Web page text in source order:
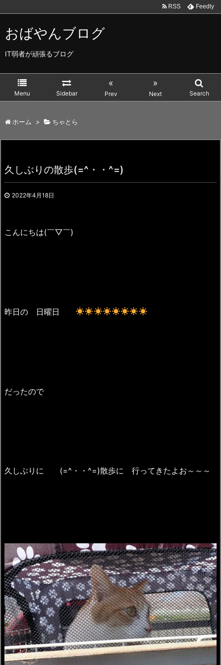
おばやんブログ
IT弱者が頑張るブログ
Menu Sidebar
«
Prev
»
Next Search
RSS Feedly
ホーム > ちゃとら
久しぶりの散歩(=^・・^=)
2022年4月18日
こんにちは(￣▽￣)
昨日の 日曜日
だったので
久しぶりに (=^・・^=)散歩に 行ってきたよお～～～